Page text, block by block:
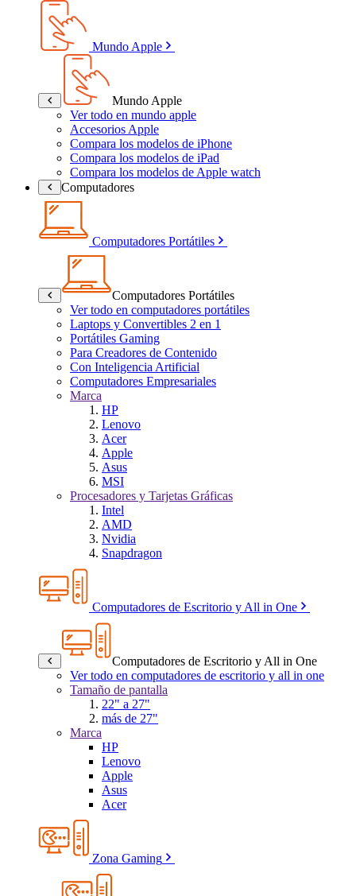
Mundo Apple
Mundo Apple
Ver todo en mundo apple
Accesorios Apple
Compara los modelos de iPhone
Compara los modelos de iPad
Compara los modelos de Apple watch
Computadores
Computadores Portátiles
Computadores Portátiles
Ver todo en computadores portátiles
Laptops y Convertibles 2 en 1
Portátiles Gaming
Para Creadores de Contenido
Con Inteligencia Artificial
Computadores Empresariales
Marca
HP
Lenovo
Acer
Apple
Asus
MSI
Procesadores y Tarjetas Gráficas
Intel
AMD
Nvidia
Snapdragon
Computadores de Escritorio y All in One
Computadores de Escritorio y All in One
Ver todo en computadores de escritorio y all in one
Tamaño de pantalla
22" a 27"
más de 27"
Marca
HP
Lenovo
Apple
Asus
Acer
Zona Gaming